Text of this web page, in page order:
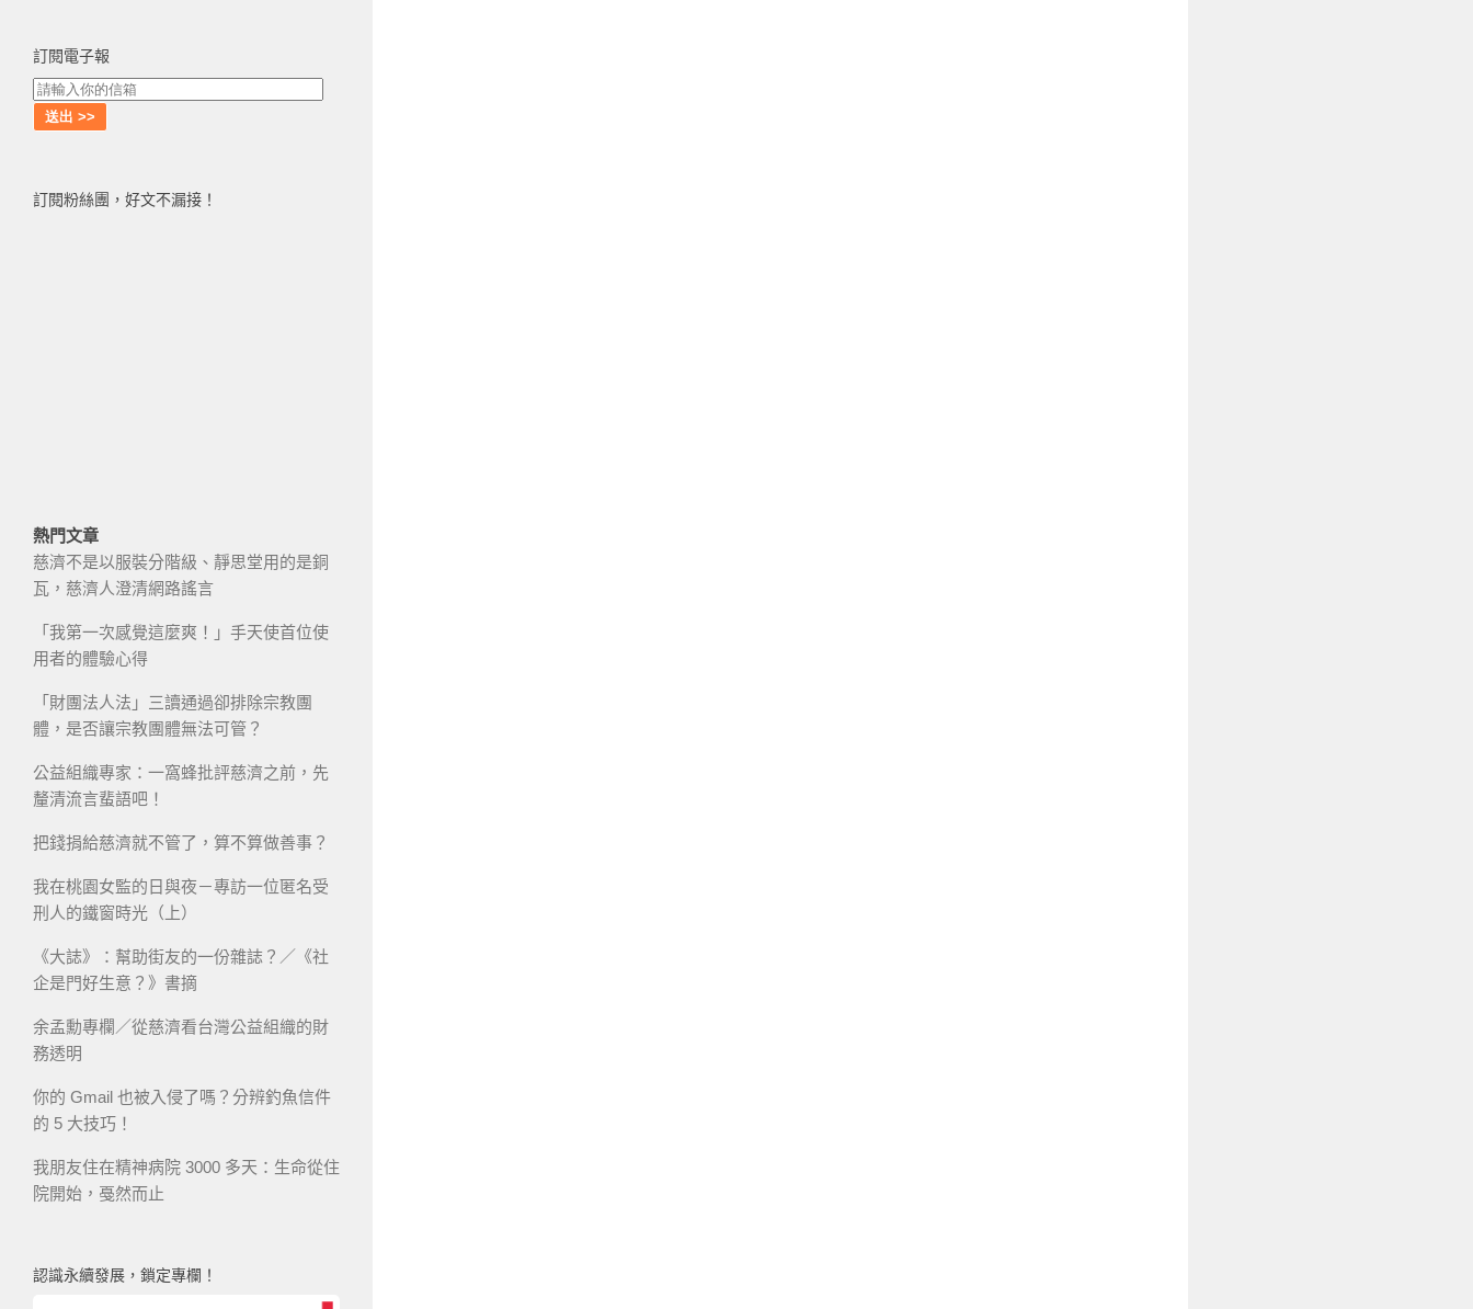
訂閱電子報
訂閱粉絲團，好文不漏接！
熱門文章
慈濟不是以服裝分階級、靜思堂用的是銅
瓦，慈濟人澄清網路謠言
「我第一次感覺這麼爽！」手天使首位使
用者的體驗心得
「財團法人法」三讀通過卻排除宗教團
體，是否讓宗教團體無法可管？
公益組織專家：一窩蜂批評慈濟之前，先
釐清流言蜚語吧！
把錢捐給慈濟就不管了，算不算做善事？
我在桃園女監的日與夜－專訪一位匿名受
刑人的鐵窗時光（上）
《大誌》：幫助街友的一份雜誌？／《社
企是門好生意？》書摘
余孟勳專欄／從慈濟看台灣公益組織的財
務透明
你的 Gmail 也被入侵了嗎？分辨釣魚信件
的 5 大技巧！
我朋友住在精神病院 3000 多天：生命從住
院開始，戞然而止
認識永續發展，鎖定專欄！